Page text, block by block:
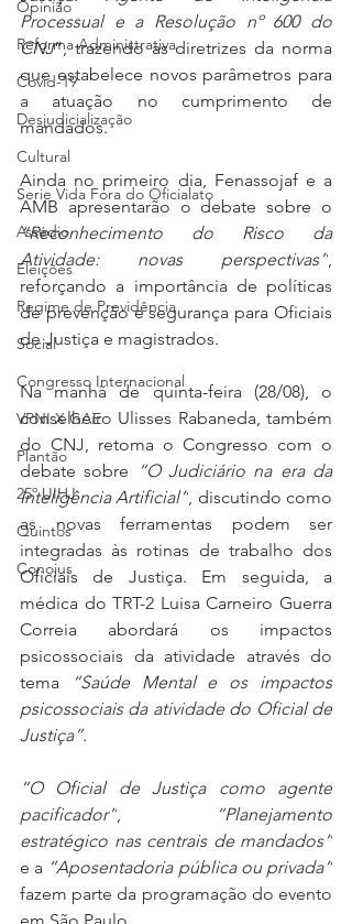
Opinião
Reforma Administrativa
Covid-19
Desjudicialização
Cultural
Serie Vida Fora do Oficialato
Assédio
Eleições
Regime de Previdência
Social
Congresso Internacional
VPNI X GAE
Plantão
25º UIHJ
Quintos
Conojus
Processual e a Resolução nº 600 do
CNJ”, trazendo as diretrizes da norma
que estabelece novos parâmetros para
a atuação no cumprimento de
mandados.
Ainda no primeiro dia, Fenassojaf e a
“Reconhecimento do Risco da
Atividade: novas perspectivas”,
reforçando a importância de políticas
de prevenção e segurança para Oficiais
de Justiça e magistrados.
Na manhã de quinta-feira (28/08), o
conselheiro Ulisses Rabaneda, também
do CNJ, retoma o Congresso com o
debate sobre
“O Judiciário na era da
Inteligência Artificial”, discutindo como
as novas ferramentas podem ser
integradas às rotinas de trabalho dos
Oficiais de Justiça. Em seguida, a
médica do TRT-2 Luisa Carneiro Guerra
Correia abordará os impactos
psicossociais da atividade através do
tema
“Saúde Mental e os impactos
psicossociais da atividade do Oficial de
Justiça”.
“O Oficial de Justiça como agente
pacificador”,
“Planejamento
estratégico nas centrais de mandados”
e a “Aposentadoria pública ou privada”
fazem parte da programação do evento